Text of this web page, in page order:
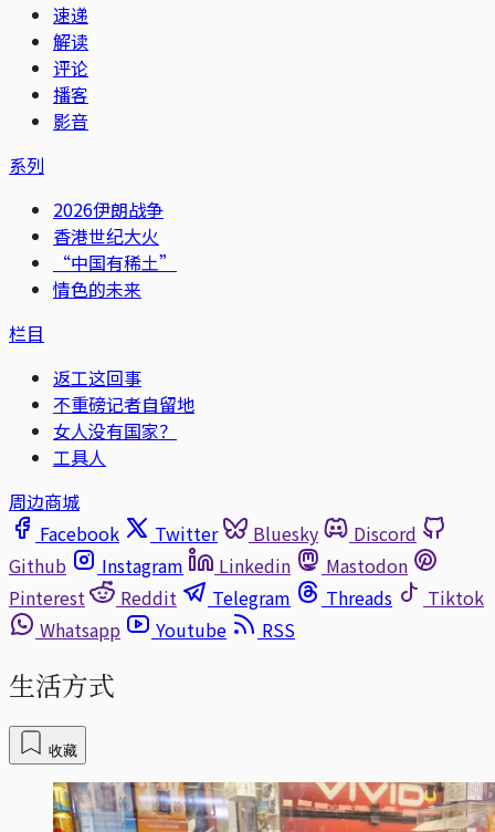
速递
解读
评论
播客
影音
系列
2026伊朗战争
香港世纪大火
“中国有稀土”
情色的未来
栏目
返工这回事
不重磅记者自留地
女人没有国家？
工具人
周边商城
Facebook
Twitter Bluesky
Discord
Github
Instagram Linkedin
Mastodon
Pinterest
Reddit Telegram Threads
Tiktok
Whatsapp
Youtube RSS
生活方式
收藏